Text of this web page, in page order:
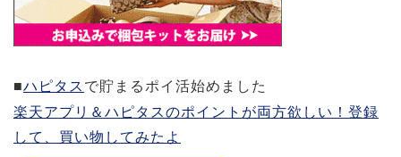
■ハピタス で貯まるポイ活始めました
楽天アプリ＆ハピタスのポイントが両方欲しい！登録
して、買い物してみたよ